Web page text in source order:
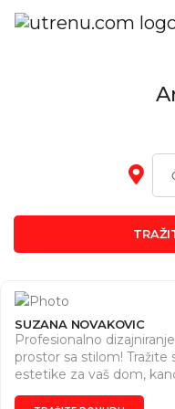
SUZANA NOVAKOVIC
Profesionalno
prostor sa stilom! Tražite
estetike za vaš dom,
iskusni arhitekta